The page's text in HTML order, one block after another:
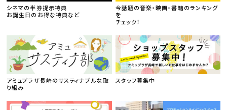
シネマの半券提示特典
お誕生日のお得な特典など
今話題の音楽・映画・書籍のランキング
を
チェック！
アミュプラザ長崎のサスティナブルな取
り組み
スタッフ募集中